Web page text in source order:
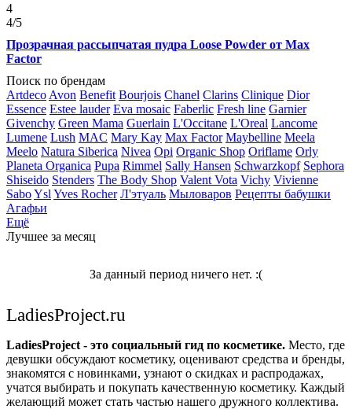
4
4/5
Прозрачная рассыпчатая пудра Loose Powder от Max
Factor
Поиск по брендам
Artdeco Avon Benefit Bourjois Chanel Clarins Clinique Dior
Essence Estee lauder Eva mosaic Faberlic Fresh line Garnier
Givenchy Green Mama Guerlain L'Occitane L'Oreal Lancome
Lumene Lush MAC Mary Kay Max Factor Maybelline Meela
Meelo Natura Siberica Nivea Opi Organic Shop Oriflame Orly
Planeta Organica Pupa Rimmel Sally Hansen Schwarzkopf Sephora
Shiseido Stenders The Body Shop Valent Vota Vichy Vivienne
SaboYsl Yves Rocher Л'этуаль Мыловаров Рецепты бабушки
Агафьи
Ещё
Лучшее за месяц
За данный период ничего нет. :(
LadiesProject.ru
LadiesProject - это социальный гид по косметике. Место, где
девушки обсуждают косметику, оценивают средства и бренды,
знакомятся с новинками, узнают о скидках и распродажах,
учатся выбирать и покупать качественную косметику. Каждый
желающий может стать частью нашего дружного коллектива.